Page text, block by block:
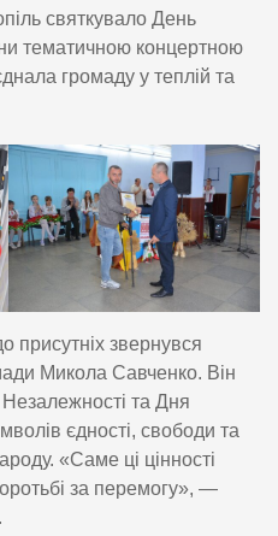
святкувало День
тематичною концертною
громаду у теплій та
присутніх звернувся
Микола Савченко. Він
та Дня
єдності, свободи та
«Саме ці цінності
за перемогу», —